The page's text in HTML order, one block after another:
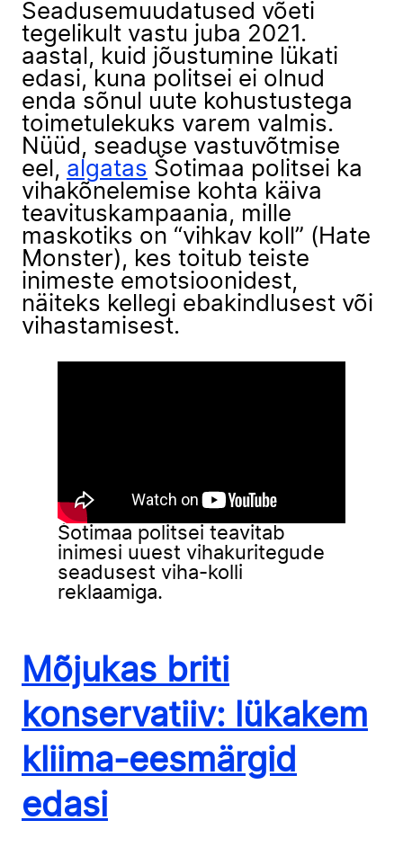
Seadusemuudatused võeti
tegelikult vastu juba 2021.
aastal, kuid jõustumine lükati
edasi, kuna politsei ei olnud
enda sõnul uute kohustustega
toimetulekuks varem valmis.
Nüüd, seaduse vastuvõtmise
eel, algatas Šotimaa politsei ka
vihakõnelemise kohta käiva
teavituskampaania, mille
maskotiks on “vihkav koll” (Hate
Monster), kes toitub teiste
inimeste emotsioonidest,
näiteks kellegi ebakindlusest või
vihastamisest.
Šotimaa politsei teavitab
inimesi uuest vihakuritegude
seadusest viha-kolli
reklaamiga.
Mõjukas briti
konservatiiv: lükakem
kliima-eesmärgid
edasi